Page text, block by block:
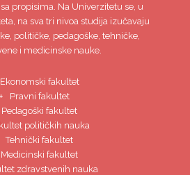
propisima. Na Univerzitetu se, u
na sva tri nivoa studija izučavaju
političke, pedagoške, tehničke,
i medicinske nauke.
Ekonomski fakultet
Pravni fakultet
Pedagoški fakultet
političkih nauka
Tehnički fakultet
Medicinski fakultet
zdravstvenih nauka